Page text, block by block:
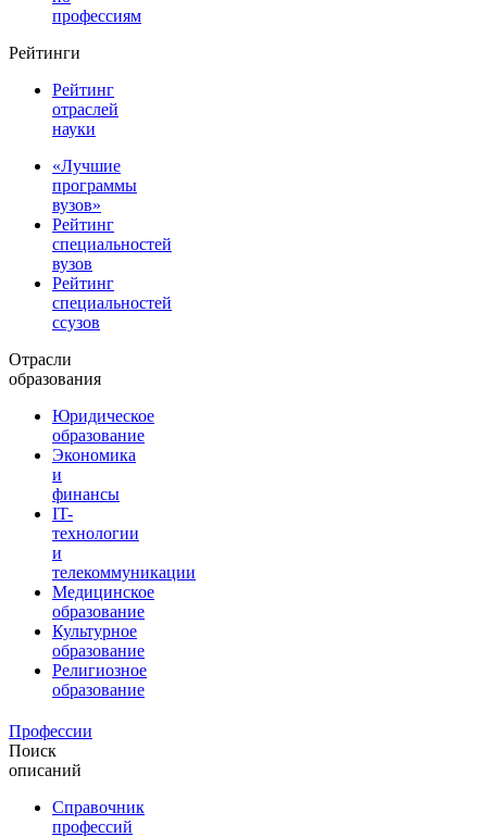
профессиям
Рейтинги
Рейтинг
отраслей
науки
«Лучшие
программы
вузов»
Рейтинг
специальностей
вузов
Рейтинг
специальностей
ссузов
Отрасли
образования
Юридическое
образование
Экономика
и
финансы
IT-
технологии
и
телекоммуникации
Медицинское
образование
Культурное
образование
Религиозное
образование
Профессии
Поиск
описаний
Справочник
профессий